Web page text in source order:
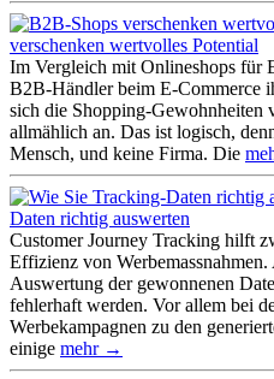
verschenken wertvolles Potential
Im Vergleich mit Onlineshops für
B2B-Händler beim E-Commerce
sich die Shopping-
allmählich an. Das ist logisch,
Mensch, und keine Firma. Die
Daten richtig auswerten
Customer Journey Tracking hilft
Effizienz von
Auswertung der gewonnenen
fehlerhaft werden. Vor allem bei
Werbekampagnen zu den
einige mehr →